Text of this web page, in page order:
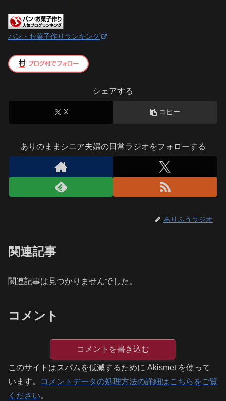
パン・お菓子作りランキング
シェアする
X コピー
ありのままシニア夫婦の日常ラジオをフォローする
ありふうラジオ
関連記事
関連記事は見つかりませんでした。
コメント
コメントを書き込む
このサイトはスパムを低減するために Akismet を使って
います。
コメントデータの処理方法の詳細はこちらをご覧
ください。